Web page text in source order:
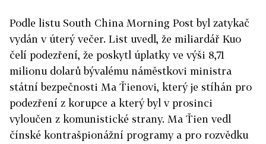
Podle listu South China Morning Post byl zatykač
vydán v úterý večer. List uvedl, že miliardář Kuo
čelí podezření, že poskytl úplatky ve výši 8,71
milionu dolarů bývalému náměstkovi ministra
státní bezpečnosti Ma Ťienovi, který je stíhán pro
podezření z korupce a který byl v prosinci
vyloučen z komunistické strany. Ma Ťien vedl
čínské kontrašpionážní programy a pro rozvědku